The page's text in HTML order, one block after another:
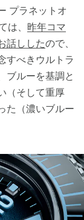
プラネットオ
は、 昨年コマ
話ししたので、
すべきウルトラ
ブルーを基調と
（そして重厚
た（濃いブルー